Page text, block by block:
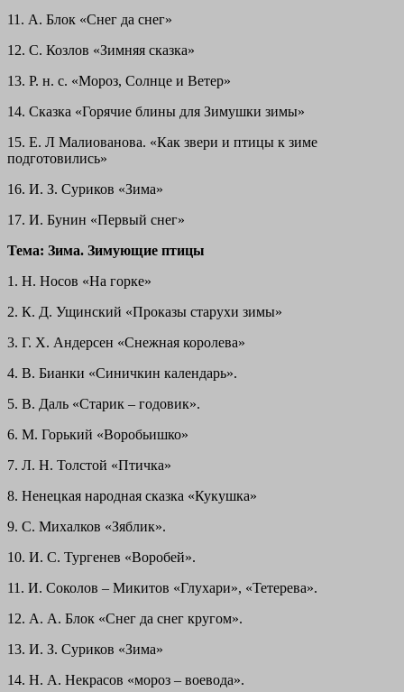
11. А. Блок «Снег да снег»
12. С. Козлов «Зимняя сказка»
13. Р. н. с. «Мороз, Солнце и Ветер»
14. Сказка «Горячие блины для Зимушки зимы»
15. Е. Л Малиованова. «Как звери и птицы к зиме
подготовились»
16. И. З. Суриков «Зима»
17. И. Бунин «Первый снег»
Тема: Зима. Зимующие птицы
1. Н. Носов «На горке»
2. К. Д. Ущинский «Проказы старухи зимы»
3. Г. Х. Андерсен «Снежная королева»
4. В. Бианки «Синичкин календарь».
5. В. Даль «Старик – годовик».
6. М. Горький «Воробьишко»
7. Л. Н. Толстой «Птичка»
8. Ненецкая народная сказка «Кукушка»
9. С. Михалков «Зяблик».
10. И. С. Тургенев «Воробей».
11. И. Соколов – Микитов «Глухари», «Тетерева».
12. А. А. Блок «Снег да снег кругом».
13. И. З. Суриков «Зима»
14. Н. А. Некрасов «мороз – воевода».